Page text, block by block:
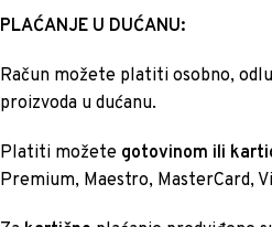
PLAĆANJE U DUĆANU:
Račun možete platiti osobno,
proizvoda u dućanu.
Platiti možete gotovinom ili
Premium, Maestro, MasterCard,